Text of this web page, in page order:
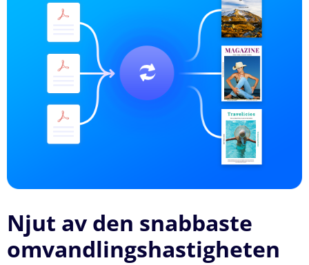
Njut av den snabbaste
omvandlingshastigheten